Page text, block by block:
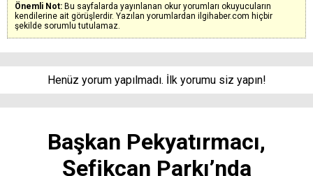
Önemli Not: Bu sayfalarda yayınlanan okur yorumları okuyucuların
kendilerine ait görüşlerdir. Yazılan yorumlardan ilgihaber.com hiçbir
şekilde sorumlu tutulamaz.
Henüz yorum yapılmadı. İlk yorumu siz yapın!
Başkan Pekyatırmacı,
Şefikcan Parkı’nda